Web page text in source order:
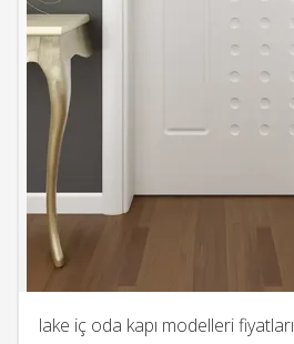
lake iç oda kapı modelleri fiyatları